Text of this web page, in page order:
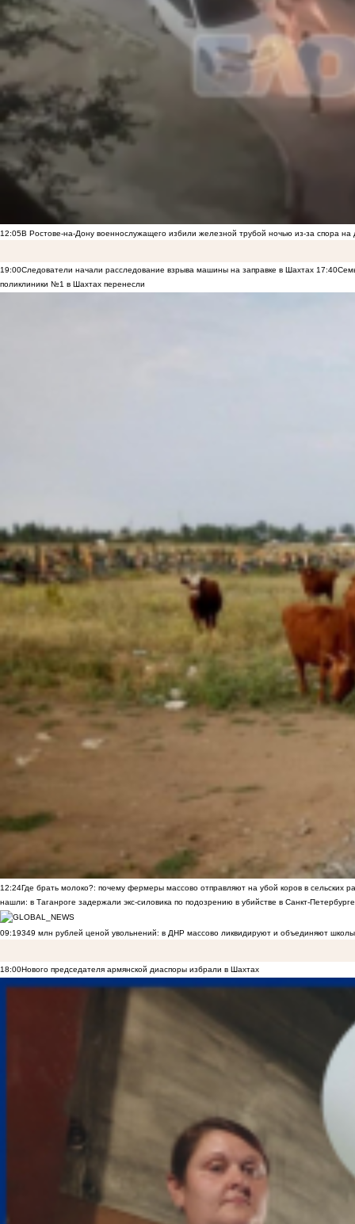
12:05В Ростове-на-Дону военнослужащего избили железной трубой ночью из-за спора на
19:00Следователи начали расследование взрыва машины на заправке в Шахтах 17:40
поликлиники №1 в Шахтах перенесли
12:24Где брать молоко?: почему фермеры массово отправляют на убой коров в сельских
нашли: в Таганроге задержали экс-силовика по подозрению в убийстве в Санкт-Петербурге
09:19349 млн рублей ценой увольнений: в ДНР массово ликвидируют и объединяют
18:00Нового председателя армянской диаспоры избрали в Шахтах